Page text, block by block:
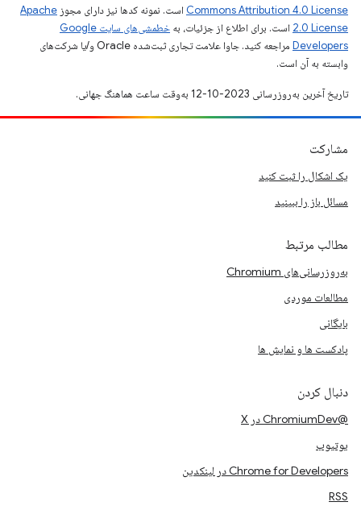
Commons Attribution 4.0 License است. نمونه کدها نیز دارای مجوز Apache
2.0 License است. برای اطلاع از جزئیات، به
خطمشی‌های سایت Google
Developers‏
مراجعه کنید. جاوا علامت تجاری ثبت‌شده Oracle و/یا شرکت‌های
وابسته به آن است.
تاریخ آخرین به‌روزرسانی 2023-10-12 به‌وقت ساعت هماهنگ جهانی.
مشارکت
یک اشکال را ثبت کنید
مسائل باز را ببینید
مطالب مرتبط
به‌روزرسانی‌های Chromium
مطالعات موردی
بایگانی
پادکست ها و نمایش ها
دنبال کردن
@ChromiumDev در X
یوتیوب
Chrome for Developers در لینکدین
RSS